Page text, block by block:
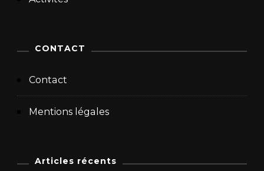
CONTACT
Contact
Mentions légales
Articles récents